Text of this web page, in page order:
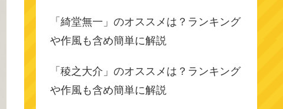
「綺堂無一」のオススメは？ランキング
や作風も含め簡単に解説
「稜之大介」のオススメは？ランキング
や作風も含め簡単に解説